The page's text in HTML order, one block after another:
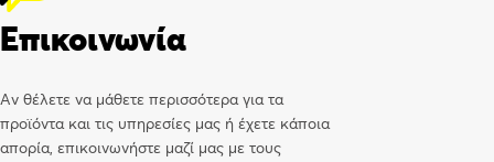
Επικοινωνία
Αν θέλετε να μάθετε περισσότερα για τα
προϊόντα και τις υπηρεσίες μας ή έχετε κάποια
απορία, επικοινωνήστε μαζί μας με τους